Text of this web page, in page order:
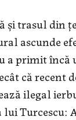
trasul din
ascunde
a primit încă
că recent
ilegal
Turcescu: